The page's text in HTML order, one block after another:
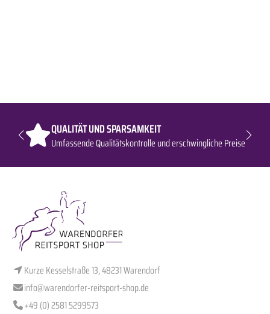
QUALITÄT UND SPARSAMKEIT
Umfassende Qualitätskontrolle und erschwingliche Preise
Kurze Kesselstraße 13, 48231 Warendorf
info@warendorfer-reitsport-shop.de
+49 (0) 2581 5299573